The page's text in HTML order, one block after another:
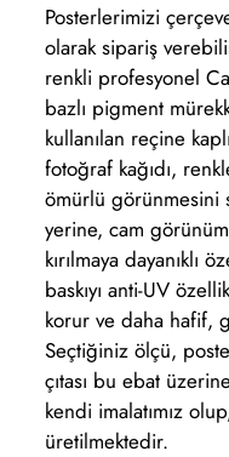
Posterlerimizi
olarak sipariş
renkli profesyonel
bazlı pigment
kullanılan reçine
fotoğraf kağıdı,
ömürlü görünmesini
yerine, cam
kırılmaya dayanıklı
baskıyı anti-UV
korur ve daha hafif,
Seçtiğiniz ölçü,
çıtası bu ebat
kendi imalatımız
üretilmektedir.